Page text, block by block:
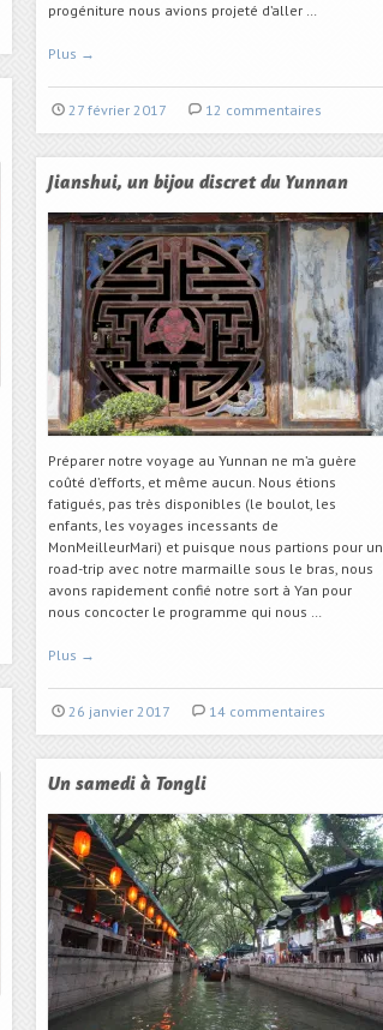
progéniture nous avions projeté d’aller …
Plus →
27 février 2017 12 commentaires
Jianshui, un bijou discret du Yunnan
Préparer notre voyage au Yunnan ne m’a guère
coûté d’efforts, et même aucun. Nous étions
fatigués, pas très disponibles (le boulot, les
enfants, les voyages incessants de
MonMeilleurMari) et puisque nous partions pour un
road-trip avec notre marmaille sous le bras, nous
avons rapidement confié notre sort à Yan pour
nous concocter le programme qui nous …
Plus →
26 janvier 2017 14 commentaires
Un samedi à Tongli